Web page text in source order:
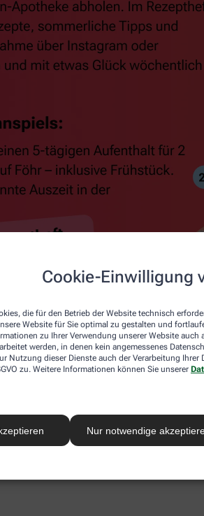
Cookie-Einwilligung
die für den Betrieb der Website technisch
Website für Sie optimal zu gestalten und
zu Ihrer Verwendung unserer Website auch
werden, in denen kein angemessenes
Nutzung dieser Dienste auch der Verarbeitung Ihrer
zu. Weitere Informationen können Sie unserer
Nur notwendige